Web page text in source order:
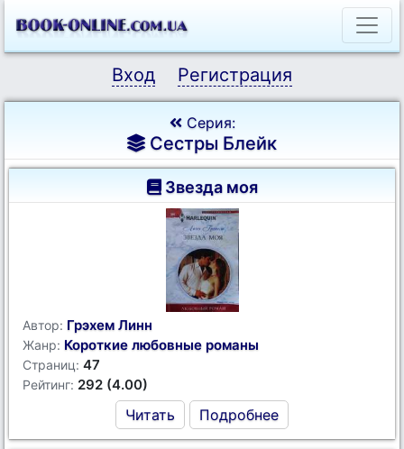
Вход Регистрация
Серия:
Сестры Блейк
Звезда моя
Автор: Грэхем Линн
Жанр: Короткие любовные романы
Страниц: 47
Рейтинг: 292 (4.00)
Читать Подробнее